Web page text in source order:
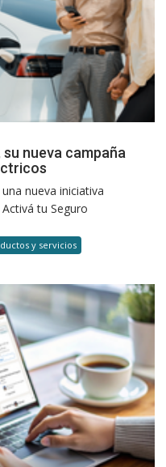
su nueva campaña
nueva iniciativa
tu Seguro
y servicios